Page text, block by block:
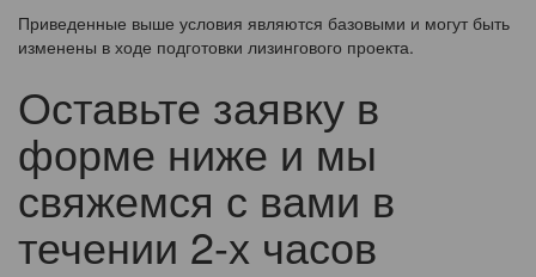
Приведенные выше условия являются базовыми и могут быть
изменены в ходе подготовки лизингового проекта.
Оставьте заявку в
форме ниже и мы
свяжемся с вами в
течении 2-х часов